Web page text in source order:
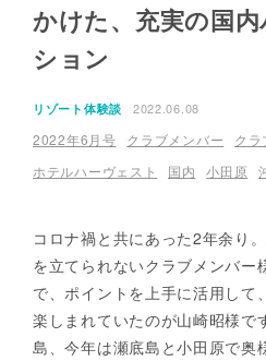
かけた、充実の国
ション
リゾート体験談 2022.06.08
2022年6月号 クラブメンバー クラ
ホテルハーヴェスト
国内 小田原
コロナ禍と共にあった2年余り
を立てられないクラブメンバー
で、ポイントを上手に活用して
楽しまれていたのが山崎昭様で
島、今年は瀬底島と小田原で奥